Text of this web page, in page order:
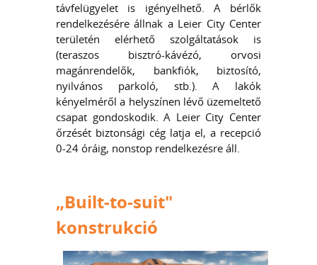
távfelügyelet is igényelhető. A bérlők
rendelkezésére állnak a Leier City Center
területén elérhető szolgáltatások is
(teraszos bisztró-kávézó, orvosi
magánrendelők, bankfiók, biztosító,
nyilvános parkoló, stb.). A lakók
kényelméről a helyszínen lévő üzemeltető
csapat gondoskodik. A Leier City Center
őrzését biztonsági cég latja el, a recepció
0-24 óráig, nonstop rendelkezésre áll.
„Built-to-suit"
konstrukció